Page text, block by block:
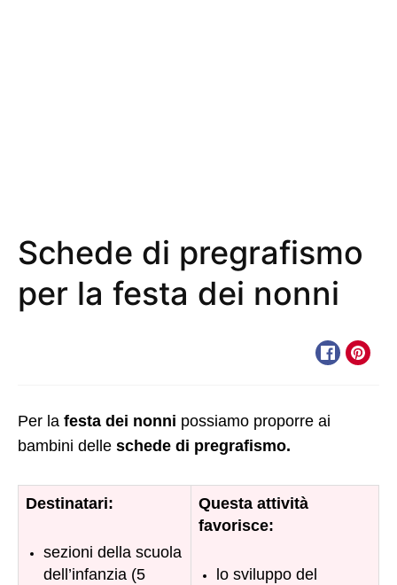
Schede di pregrafismo
per la festa dei nonni
Per la festa dei nonni possiamo proporre ai
bambini delle schede di pregrafismo.
Destinatari:
sezioni della scuola
dell’infanzia (5
Questa attività
favorisce:
lo sviluppo del